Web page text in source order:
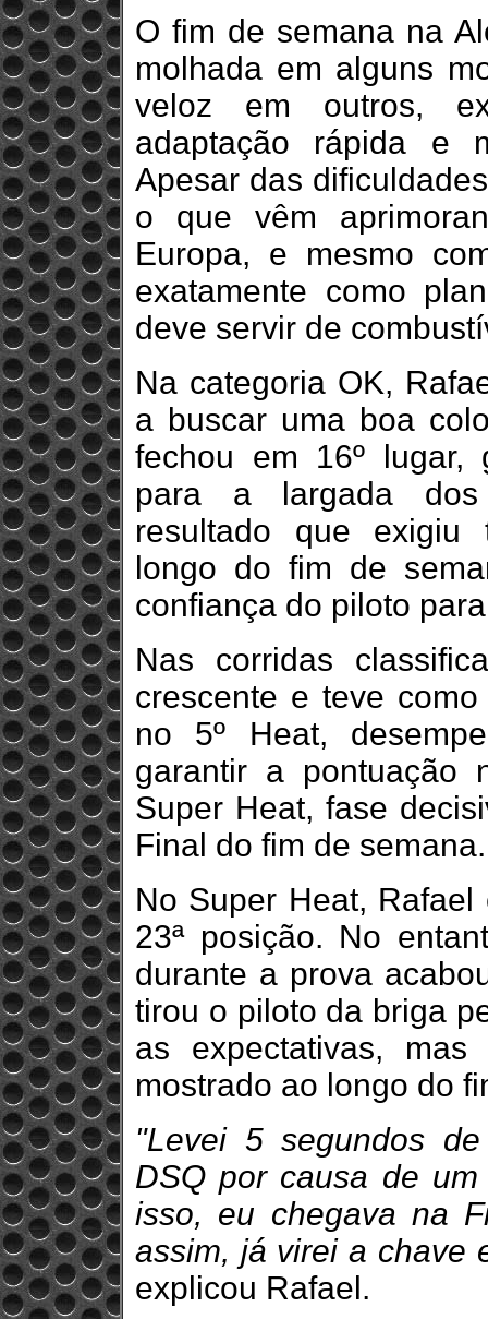
O fim de semana na
molhada em alguns
veloz em outros,
adaptação rápida e
Apesar das
o que vêm
Europa, e mesmo
exatamente como
deve servir de
Na categoria OK,
a buscar uma boa
fechou em 16º lugar,
para a largada dos
resultado que exigiu
longo do fim de
confiança do piloto
Nas corridas
crescente e teve
no 5º Heat,
garantir a pontuação
Super Heat, fase
Final do fim de semana.
No Super Heat,
23ª posição. No
durante a prova
tirou o piloto da briga
as expectativas,
mostrado ao longo do
"Levei 5 segundos
DSQ por causa de
isso, eu chegava na
assim, já virei a chave
explicou Rafael.